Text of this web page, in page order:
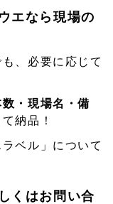
エなら現場の
、必要に応じて
・現場名・備
納品！
ベル」について
くはお問い合